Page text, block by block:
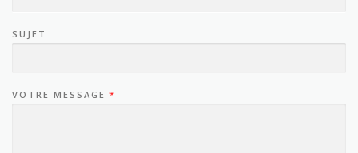
SUJET
VOTRE MESSAGE *